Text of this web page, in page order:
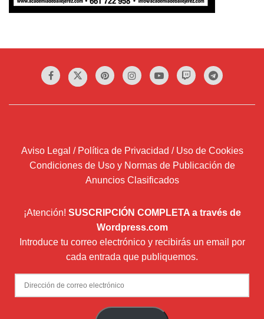
Aviso Legal / Política de Privacidad / Uso de Cookies
Condiciones de Uso y Normas de Publicación de
Anuncios Clasificados
¡Atención! SUSCRIPCIÓN COMPLETA a través de
Wordpress.com
Introduce tu correo electrónico y recibirás un email por
cada entrada que publiquemos.
Dirección
de